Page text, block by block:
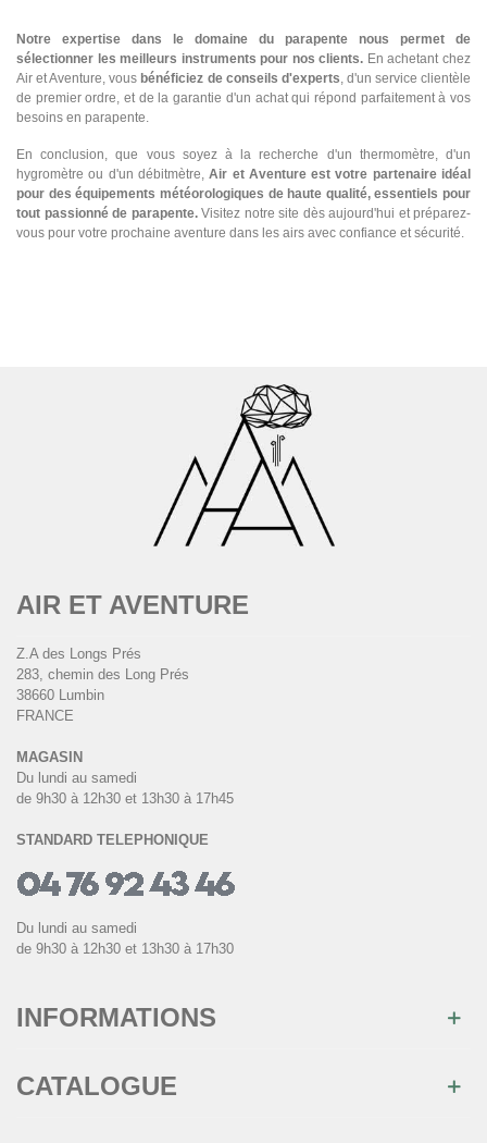
Notre expertise dans le domaine du parapente nous permet de
sélectionner les meilleurs instruments pour nos clients. En achetant chez
Air et Aventure, vous bénéficiez de conseils d'experts , d'un service clientèle
de premier ordre, et de la garantie d'un achat qui répond parfaitement à vos
besoins en parapente.
En conclusion, que vous soyez à la recherche d'un thermomètre, d'un
hygromètre ou d'un débitmètre,Air et Aventure est votre partenaire idéal
pour des équipements météorologiques de haute qualité, essentiels pour
tout passionné de parapente.Visitez notre site dès aujourd'hui et préparez-
vous pour votre prochaine aventure dans les airs avec confiance et sécurité.
AIR ET AVENTURE
Z.A des Longs Prés
283, chemin des Long Prés
38660 Lumbin
FRANCE
MAGASIN
Du lundi au samedi
de 9h30 à 12h30 et 13h30 à 17h45
STANDARD TELEPHONIQUE
Du lundi au samedi
de 9h30 à 12h30 et 13h30 à 17h30
INFORMATIONS
CATALOGUE